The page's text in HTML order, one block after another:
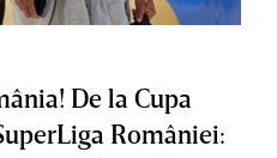
De la Cupa
României: